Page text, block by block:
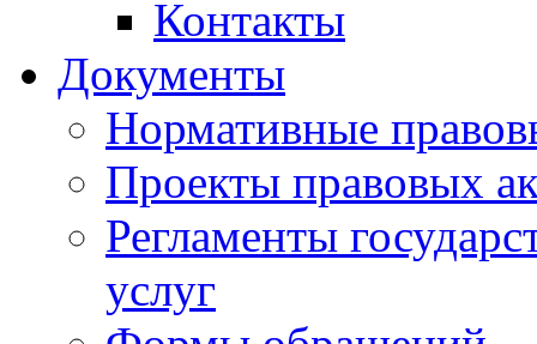
Контакты
Документы
Нормативные
Проекты правовых
Регламенты
услуг